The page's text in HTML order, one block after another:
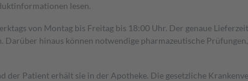
lesen.
von Montag bis Freitag bis 18:00 Uhr. Der genaue
hinaus können notwendige pharmazeutische
Patient erhält sie in der Apotheke. Die gesetzliche